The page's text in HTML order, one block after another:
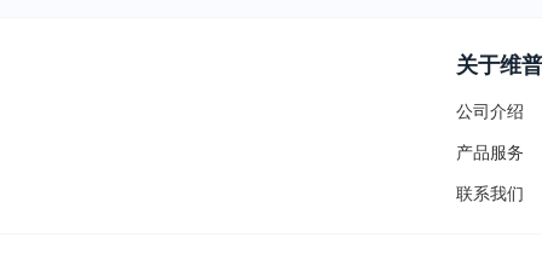
关于维普
公司介绍
产品服务
联系我们